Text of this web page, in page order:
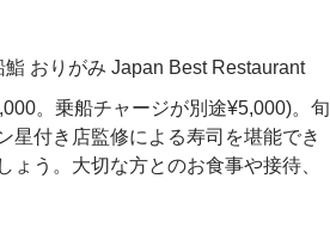
。乗船チャージが別途¥5,000)。旬
星付き店監修による寿司を堪能でき
う。大切な方とのお食事や接待、